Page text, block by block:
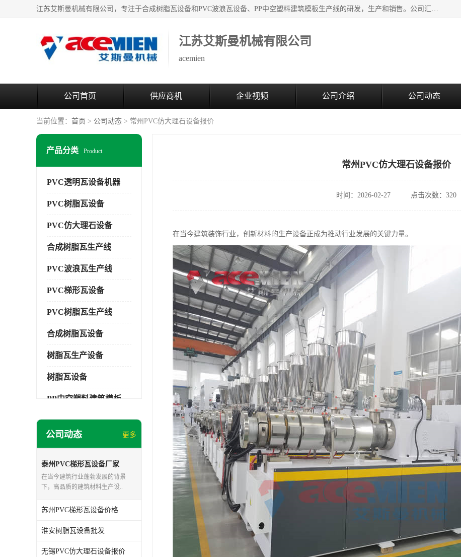
江苏艾斯曼机械有限公司，专注于合成树脂瓦设备和PVC波浪瓦设备、PP中空塑料建筑模板生产线的研发，生产和销售。公司汇集了一批专业技术领域的优秀人才，组成了以中青年科技精英为骨干的高素质科研队伍，在不断的产品研发实践中积累了丰富的产品设计经验和精深的理论知识。
江苏艾斯曼机械有限公司
acemien
公司首页 供应商机 企业视频 公司介绍 公司动态
当前位置： 首页 > 公司动态 > 常州PVC仿大理石设备报价
产品分类 Product
PVC透明瓦设备机器
PVC树脂瓦设备
PVC仿大理石设备
合成树脂瓦生产线
PVC波浪瓦生产线
PVC梯形瓦设备
PVC树脂瓦生产线
合成树脂瓦设备
树脂瓦生产设备
树脂瓦设备
塑料建筑模板
公司动态 更多
泰州PVC梯形瓦设备厂家
在当今建筑行业蓬勃发展的背景
下，高品质的建筑材料生产设..
苏州PVC梯形瓦设备价格
淮安树脂瓦设备批发
无锡PVC仿大理石设备报价
常州PVC仿大理石设备报价
时间：2026-02-27 点击次数：320
在当今建筑装饰行业，创新材料的生产设备正成为推动行业发展的关键力量。